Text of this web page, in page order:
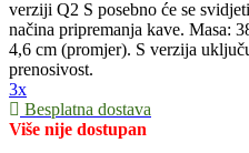
verziji Q2 S posebno će se
načina pripremanja kave. Masa:
4,6 cm (promjer). S verzija
prenosivost.
3x
Besplatna dostava
Više nije dostupan